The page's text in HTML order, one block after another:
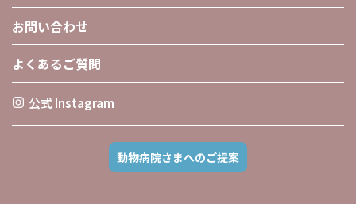
お問い合わせ
よくあるご質問
公式 Instagram
動物病院さまへのご提案